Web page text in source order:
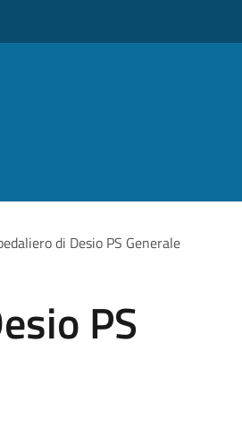
di Desio PS Generale
PS